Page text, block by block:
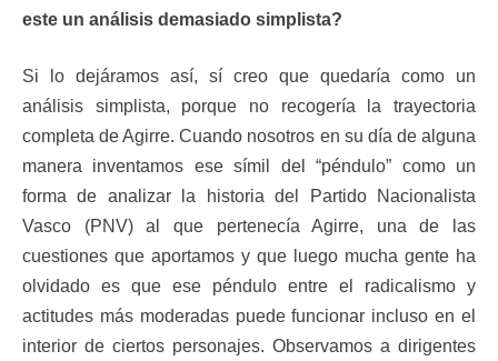
este un análisis demasiado simplista?
Si lo dejáramos así, sí creo que quedaría como un
análisis simplista, porque no recogería la trayectoria
completa de Agirre. Cuando nosotros en su día de alguna
manera inventamos ese símil del “péndulo” como un
forma de analizar la historia del Partido Nacionalista
Vasco (PNV) al que pertenecía Agirre, una de las
cuestiones que aportamos y que luego mucha gente ha
olvidado es que ese péndulo entre el radicalismo y
actitudes más moderadas puede funcionar incluso en el
interior de ciertos personajes. Observamos a dirigentes